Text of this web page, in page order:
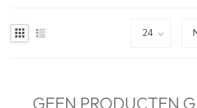
GEEN PRODUCTEN